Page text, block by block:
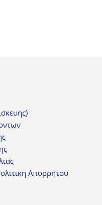
Απορρητου